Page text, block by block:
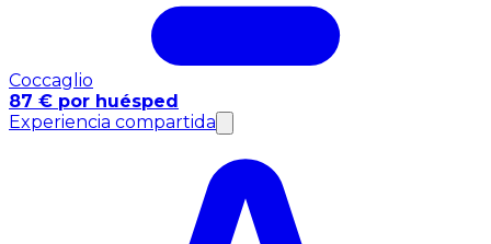
Coccaglio
87 € por huésped
Experiencia compartida